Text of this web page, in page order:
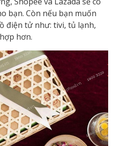
bạn. Còn nếu bạn muốn
điện tử như: tivi, tủ lạnh,
hơn.